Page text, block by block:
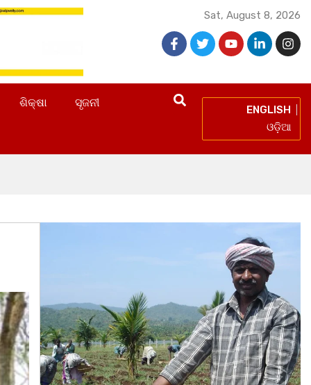
Sat, August 8, 2026
ଶିକ୍ଷା ସୃଜନୀ
ENGLISH
ଓଡ଼ିଆ